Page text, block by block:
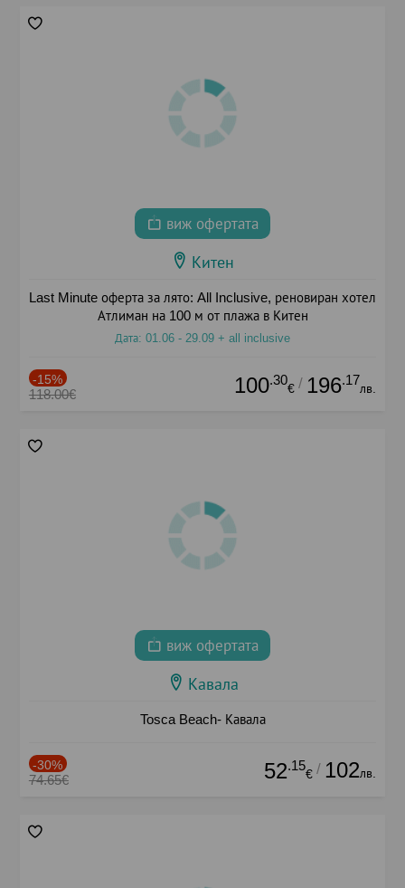
виж офертата
Китен
Last Minute оферта за лято: All Inclusive, реновиран хотел
Атлиман на 100 м от плажа в Китен
Дата: 01.06 - 29.09 + all inclusive
-15%
118.00€ 100.30
€ / 196.17
лв.
виж офертата
Кавала
Tosca Beach- Кавала
-30%
74.65€ 52.15
€ / 102лв.